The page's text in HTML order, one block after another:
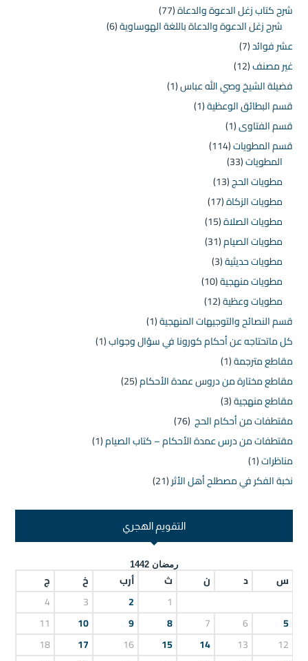
شرح كتاب زغل الدعوة والدعاة(77)
شرح زغل الدعوة والدعاة باللغة الهوساوية(6)
عشر فوائد(7)
غير مصنف(12)
فضيلة الشيخ وصي الله عباس(1)
قسم البطائق الوعظية(1)
قسم الفتاوى(1)
قسم المطويات(114)
المطويات(33)
مطويات الحج(13)
مطويات الزكاة(17)
مطويات الصلاة(15)
مطويات الصيام(31)
مطويات حديثية(3)
مطويات منهجية(10)
مطويات وعظية(12)
قسم النصائح والتوجيهات المنهجية(1)
كل ماتحتاجه عن أحكام كورونا في سؤال وجواب(1)
مقاطع مترجمة(1)
مقاطع مختارة من دروس عمدة الأحكام(25)
مقاطع منهجية(3)
مقتطفات من أحكام الحج (76)
مقتطفات من درس عمدة الأحكام – كتاب الصيام(1)
مناظرات(1)
نخبة الفكر في مصطلح أهل الأثر(21)
التقويم الهجري
رمضان 1442
س د ن ث أرب خ ج
1
2
3
4
5
6
7
8
9
10
11
12
13
14
15
16
17
18